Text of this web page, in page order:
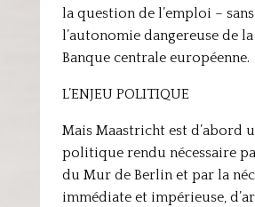
la question de l’emploi –
l’autonomie dangereuse de
Banque centrale européenne.
L’ENJEU POLITIQUE
Mais Maastricht est d’abord
politique rendu nécessaire
du Mur de Berlin et par la
immédiate et impérieuse,